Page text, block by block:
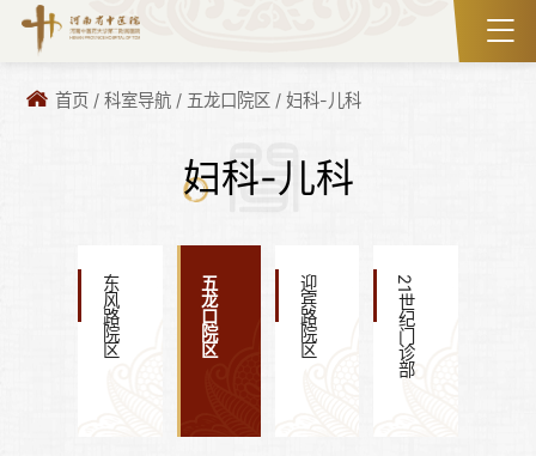
首页 /科室导航 / 五龙口院区 /妇科-儿科
妇科-儿科
东风路院区 五龙口院区 迎宾路院区 21世纪门诊部